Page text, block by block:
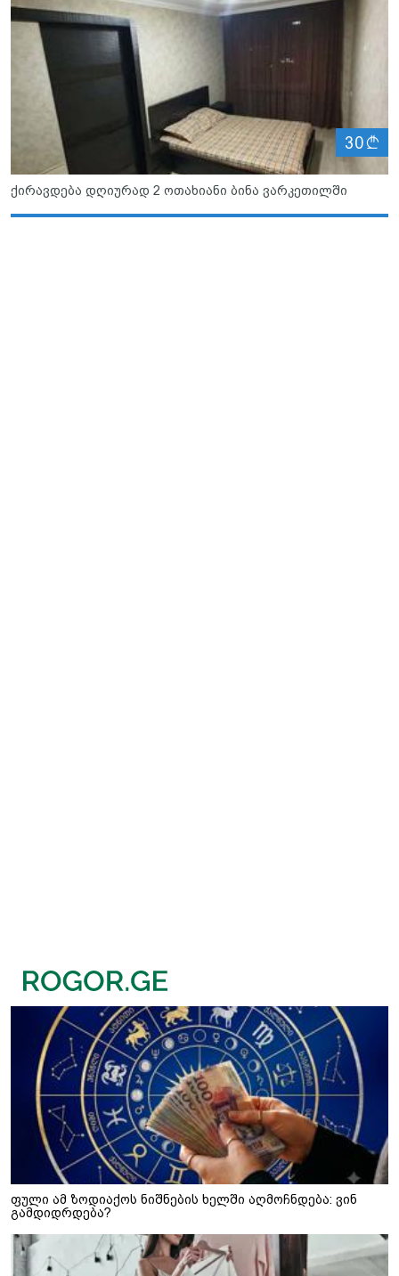
30
ქირავდება დღიურად 2 ოთახიანი ბინა ვარკეთილში
ფული ამ ზოდიაქოს ნიშნების ხელში აღმოჩნდება: ვინ
გამდიდრდება?